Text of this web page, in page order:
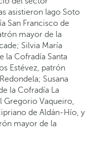
asistieron Iago Soto
San Francisco de
mayor de la
Silvia María
la Cofradía Santa
Estévez, patrón
Susana
la Cofradía La
Gregorio Vaqueiro,
de Aldán-Hío, y
mayor de la